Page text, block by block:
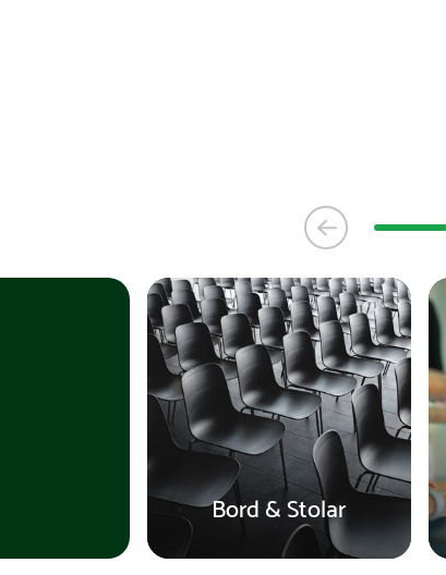
Bord & Stolar